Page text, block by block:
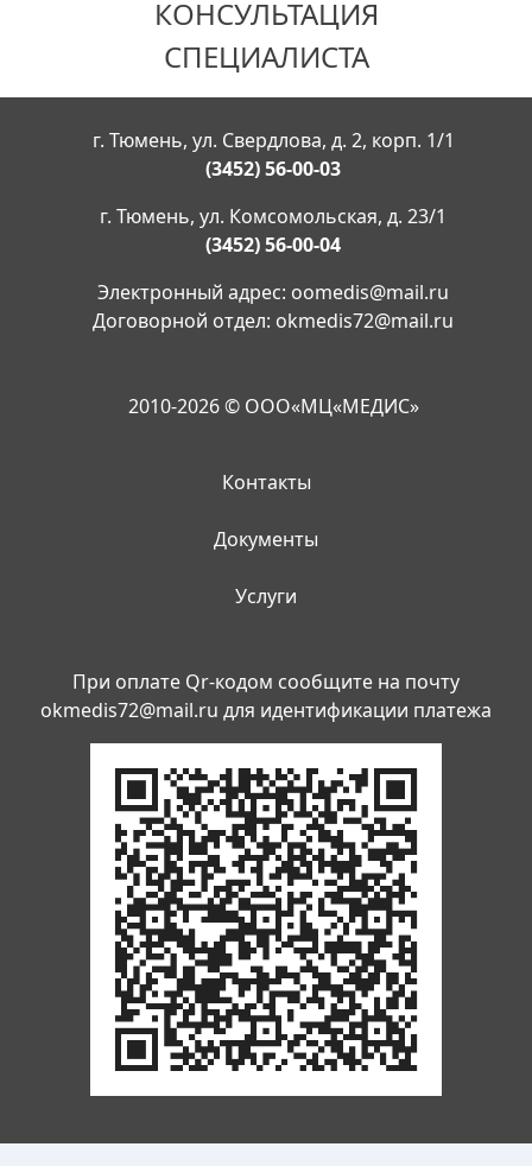
КОНСУЛЬТАЦИЯ
СПЕЦИАЛИСТА
г. Тюмень, ул. Свердлова, д. 2, корп. 1/1
(3452) 56-00-03
г. Тюмень, ул. Комсомольская, д. 23/1
(3452) 56-00-04
Электронный адрес: oomedis@mail.ru
Договорной отдел: okmedis72@mail.ru
2010-2026 © ООО«МЦ«МЕДИС»
Контакты
Документы
Услуги
При оплате Qr-кодом сообщите на почту
okmedis72@mail.ru для идентификации платежа